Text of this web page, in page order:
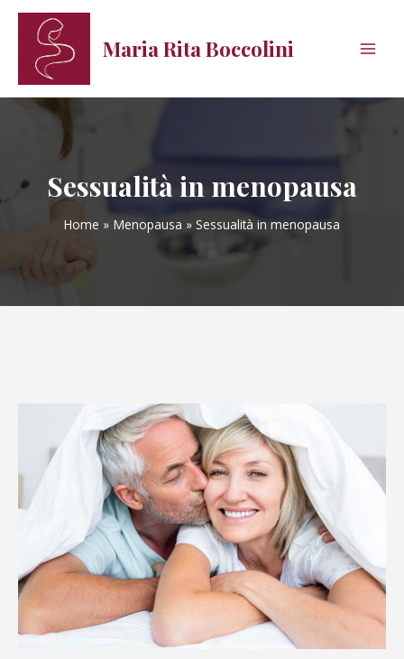
contenuto
Maria Rita Boccolini
Sessualità in menopausa
Home Menopausa Sessualità in menopausa